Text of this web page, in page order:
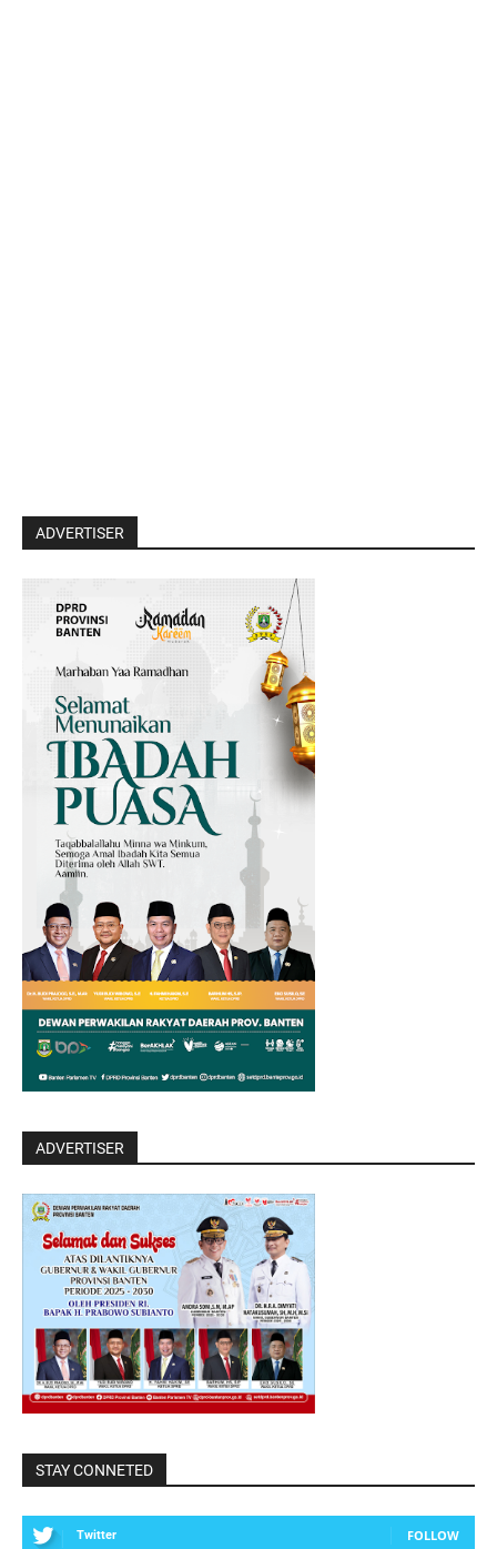
ADVERTISER
ADVERTISER
STAY CONNETED
Twitter FOLLOW